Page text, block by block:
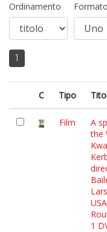
Ordinamento
Formato
1
C Tipo
Film
A
the
1